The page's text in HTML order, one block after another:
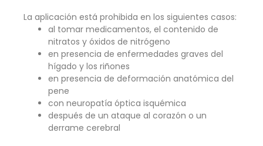
La aplicación está prohibida en los siguientes casos:
al tomar medicamentos, el contenido de
nitratos y óxidos de nitrógeno
en presencia de enfermedades graves del
hígado y los riñones
en presencia de deformación anatómica del
pene
con neuropatía óptica isquémica
después de un ataque al corazón o un
derrame cerebral